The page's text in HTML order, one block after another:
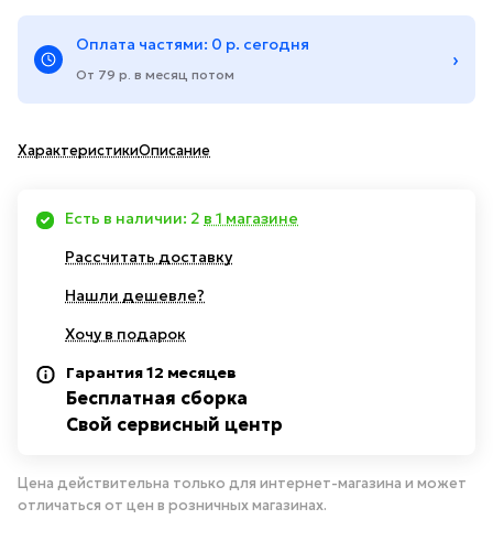
Оплата частями: 0 р. сегодня
От 79 р. в месяц потом
›
ХарактеристикиОписание
Есть в наличии: 2 в 1 магазине
Рассчитать доставку
Нашли дешевле?
Хочу в подарок
Гарантия 12 месяцев
Бесплатная сборка
Свой сервисный центр
Цена действительна только для интернет-магазина и может
отличаться от цен в розничных магазинах.